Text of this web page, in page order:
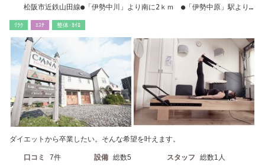
松阪市近鉄山田線●「伊勢中川」より南に2ｋｍ ●「伊勢中原」駅より
ﾘﾗｸ ｴｽﾃ 整体･ｶｲﾛ
ダイエットから卒業したい。そんな希望を叶えます。
口コミ 7件 設備 総数5 スタッフ 総数1人